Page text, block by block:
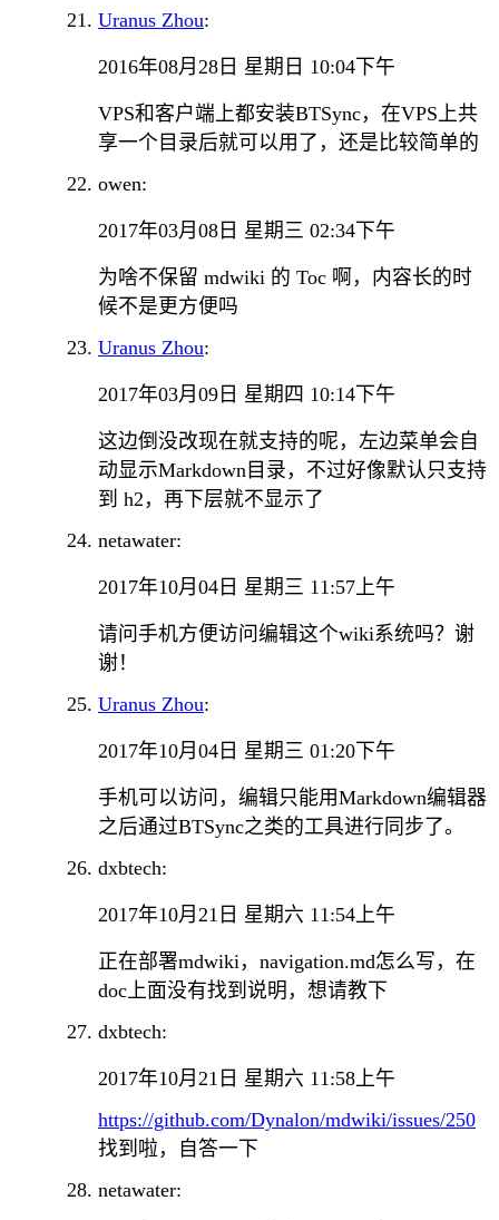
Uranus Zhou:
2016年08月28日 星期日 10:04下午
VPS和客户端上都安装BTSync，在VPS上共
享一个目录后就可以用了，还是比较简单的
owen:
2017年03月08日 星期三 02:34下午
为啥不保留 mdwiki 的 Toc 啊，内容长的时
候不是更方便吗
Uranus Zhou:
2017年03月09日 星期四 10:14下午
这边倒没改现在就支持的呢，左边菜单会自
动显示Markdown目录，不过好像默认只支持
到 h2，再下层就不显示了
netawater:
2017年10月04日 星期三 11:57上午
请问手机方便访问编辑这个wiki系统吗？谢
谢！
Uranus Zhou:
2017年10月04日 星期三 01:20下午
手机可以访问，编辑只能用Markdown编辑器
之后通过BTSync之类的工具进行同步了。
dxbtech:
2017年10月21日 星期六 11:54上午
正在部署mdwiki，navigation.md怎么写，在
doc上面没有找到说明，想请教下
dxbtech:
2017年10月21日 星期六 11:58上午
https://github.com/Dynalon/mdwiki/issues/250
找到啦，自答一下
netawater: